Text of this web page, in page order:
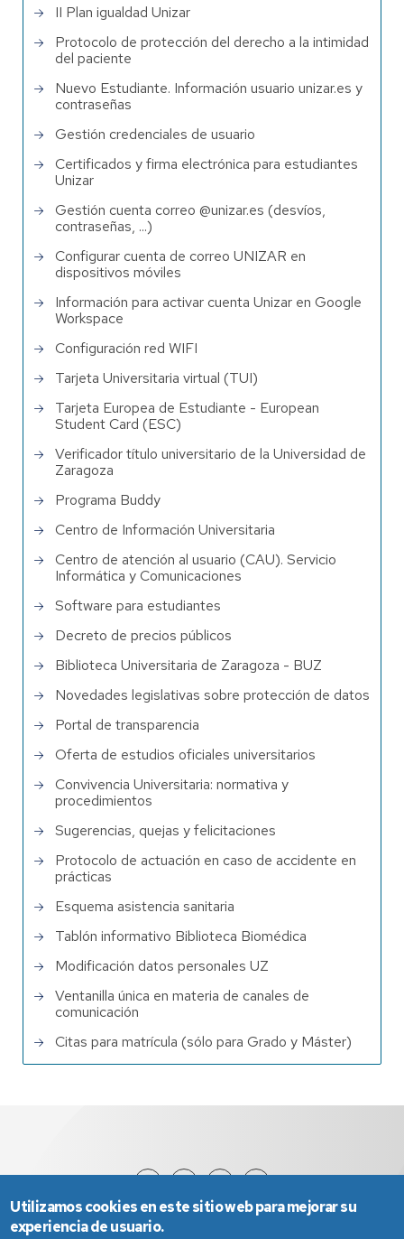
II Plan igualdad Unizar
Protocolo de protección del derecho a la intimidad
del paciente
Nuevo Estudiante. Información usuario unizar.es y
contraseñas
Gestión credenciales de usuario
Certificados y firma electrónica para estudiantes
Unizar
Gestión cuenta correo @unizar.es (desvíos,
contraseñas, ...)
Configurar cuenta de correo UNIZAR en
dispositivos móviles
Información para activar cuenta Unizar en Google
Workspace
Configuración red WIFI
Tarjeta Universitaria virtual (TUI)
Tarjeta Europea de Estudiante - European
Student Card (ESC)
Verificador título universitario de la Universidad de
Zaragoza
Programa Buddy
Centro de Información Universitaria
Centro de atención al usuario (CAU). Servicio
Informática y Comunicaciones
Software para estudiantes
Decreto de precios públicos
Biblioteca Universitaria de Zaragoza - BUZ
Novedades legislativas sobre protección de datos
Portal de transparencia
Oferta de estudios oficiales universitarios
Convivencia Universitaria: normativa y
procedimientos
Sugerencias, quejas y felicitaciones
Protocolo de actuación en caso de accidente en
prácticas
Esquema asistencia sanitaria
Tablón informativo Biblioteca Biomédica
Modificación datos personales UZ
Ventanilla única en materia de canales de
comunicación
Citas para matrícula (sólo para Grado y Máster)
Utilizamos cookies en este sitio web para mejorar su
experiencia de usuario.